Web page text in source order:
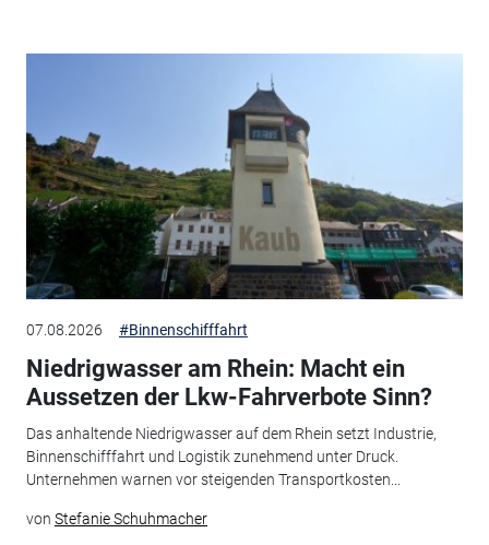
07.08.2026 #Binnenschifffahrt
Niedrigwasser am Rhein: Macht ein
Aussetzen der Lkw-Fahrverbote Sinn?
Das anhaltende Niedrigwasser auf dem Rhein setzt Industrie,
Binnenschifffahrt und Logistik zunehmend unter Druck.
Unternehmen warnen vor steigenden Transportkosten...
von Stefanie Schuhmacher